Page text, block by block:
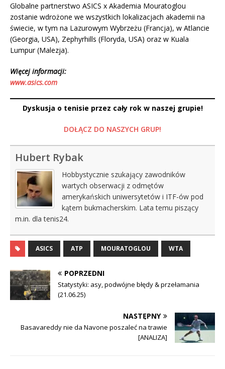
Globalne partnerstwo ASICS x Akademia Mouratoglou
zostanie wdrożone we wszystkich lokalizacjach akademii na
świecie, w tym na Lazurowym Wybrzeżu (Francja), w Atlancie
(Georgia, USA), Zephyrhills (Floryda, USA) oraz w Kuala
Lumpur (Malezja).
Więcej informacji:
www.asics.com
Dyskusja o tenisie przez cały rok w naszej grupie!
DOŁĄCZ DO NASZYCH GRUP!
Hubert Rybak
Hobbystycznie szukający zawodników
wartych obserwacji z odmętów
amerykańskich uniwersytetów i ITF-ów pod
kątem bukmacherskim. Lata temu piszący
m.in. dla tenis24.
ASICS ATP MOURATOGLOU WTA
POPRZEDNI
Statystyki: asy, podwójne błędy & przełamania
(21.06.25)
NASTĘPNY
Basavareddy nie da Navone poszaleć na trawie
[ANALIZA]